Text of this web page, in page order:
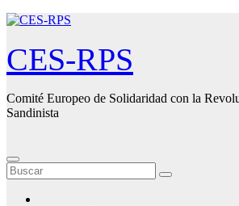
Saltar
contenido
CES-RPS
Comité Europeo de Solidaridad con la
Sandinista